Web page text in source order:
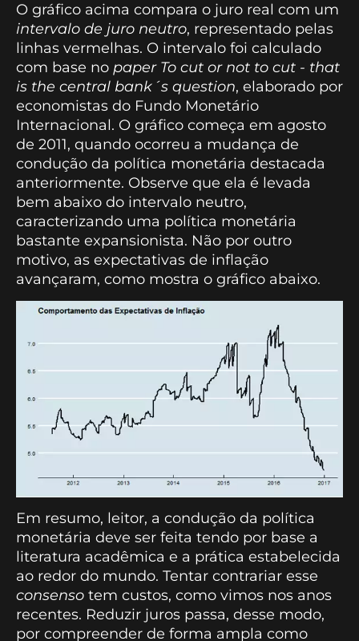
O gráfico acima compara o juro real com um
intervalo de juro neutro, representado pelas
linhas vermelhas. O intervalo foi calculado
com base no paper To cut or not to cut - that
is the central bank´s question, elaborado por
economistas do Fundo Monetário
Internacional. O gráfico começa em agosto
de 2011, quando ocorreu a mudança de
condução da política monetária destacada
anteriormente. Observe que ela é levada
bem abaixo do intervalo neutro,
caracterizando uma política monetária
bastante expansionista. Não por outro
motivo, as expectativas de inflação
avançaram, como mostra o gráfico abaixo.
Em resumo, leitor, a condução da política
monetária deve ser feita tendo por base a
literatura acadêmica e a prática estabelecida
ao redor do mundo. Tentar contrariar esse
consenso tem custos, como vimos nos anos
recentes. Reduzir juros passa, desse modo,
por compreender de forma ampla como